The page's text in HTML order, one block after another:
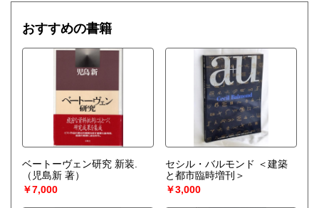
おすすめの書籍
ベートーヴェン研究 新装.
（児島新 著）
￥7,000
セシル・バルモンド ＜建築
と都市臨時増刊＞
￥3,000